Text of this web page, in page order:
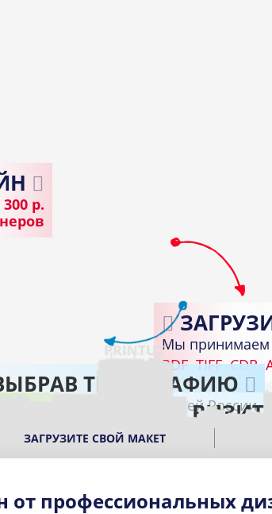
Мы принимаем
PDF TIFF CDR
р.
ТИПОГРАФИЮ
Доставка по всей России
ГОТОВЫЕ
пункте выдачи вашего
ЗАГРУЗИТЕ СВОЙ МАКЕТ
от профессиональных